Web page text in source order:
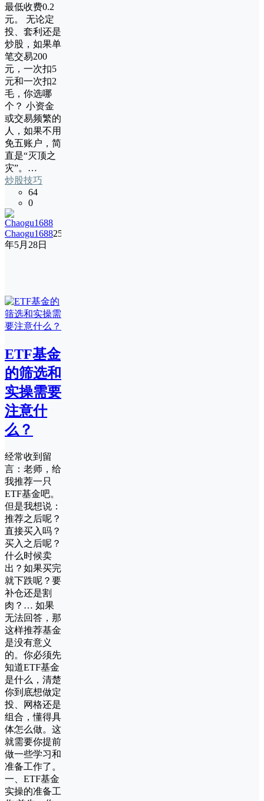
最低收费0.2
元。 无论定
投、套利还是
炒股，如果单
笔交易200
元，一次扣5
元和一次扣2
毛，你选哪
个？ 小资金
或交易频繁的
人，如果不用
免五账户，简
直是“灭顶之
灾”。…
炒股技巧
64
0
Chaogu168825
年5月28日
ETF基金
的筛选和
实操需要
注意什
么？
经常收到留
言：老师，给
我推荐一只
ETF基金吧。
但是我想说：
推荐之后呢？
直接买入吗？
买入之后呢？
什么时候卖
出？如果买完
就下跌呢？要
补仓还是割
肉？… 如果
无法回答，那
这样推荐基金
是没有意义
的。你必须先
知道ETF基金
是什么，清楚
你到底想做定
投、网格还是
组合，懂得具
体怎么做。这
就需要你提前
做一些学习和
准备工作了。
一、ETF基金
实操的准备工